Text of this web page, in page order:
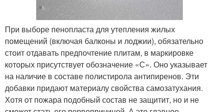
При выборе пенопласта для утепления жилых
помещений (включая балконы и лоджии), обязательно
стоит отдавать предпочтение плитам, в маркировке
которых присутствует обозначение «С». Оно указывает
на наличие в составе полистирола антипиренов. Эти
добавки придают материалу свойства самозатухания.
Хотя от пожара подобный состав не защитит, но и не